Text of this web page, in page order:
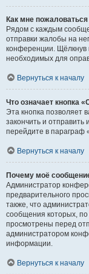
Как мне
Рядом с каждым
отправки жалобы на
конференции. Щёлкнув
необходимых для
Вернуться к началу
Что означает кнопка
Эта кнопка позволяет
закончить и отправить
перейдите в параграф
Вернуться к началу
Почему моё
Администратор
предварительного
также, что
сообщения которых,
просмотрены перед
администратором
информации.
Вернуться к началу